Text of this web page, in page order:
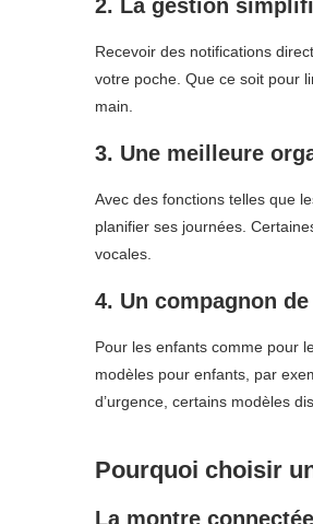
2. La gestion
Recevoir des notifications
votre poche. Que ce soit pour
main.
3. Une meilleure
Avec des fonctions telles que
planifier ses journées.
vocales.
4. Un compagnon
Pour les enfants comme pour
modèles pour enfants, par
d’urgence, certains modèles
Pourquoi choisir
La montre